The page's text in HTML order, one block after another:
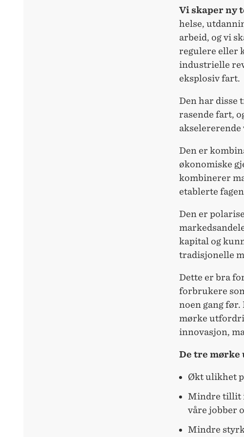
Vi skaper ny
helse,
arbeid, og vi
regulere eller
industrielle
eksplosiv fart.
Den har disse
rasende fart,
Den er
økonomiske
kombinerer
etablerte
Den er
kapital og
tradisjonelle
Dette er bra
forbrukere
noen gang
mørke
innovasjon,
De tre
Økt ulikhet
Mindre tillit i
våre jobber
Mindre